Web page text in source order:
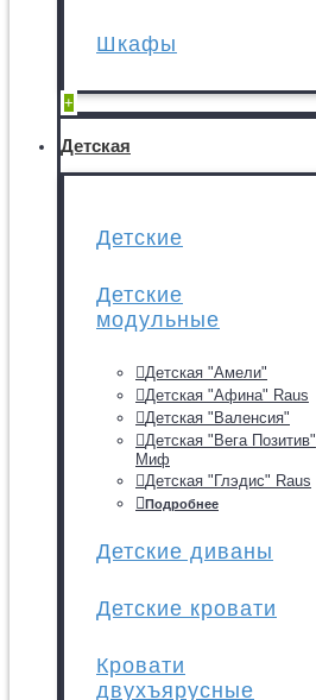
Шкафы
+
Детская
Детские
Детские
модульные
Детская "Амели"
Детская "Афина" Raus
Детская "Валенсия"
Детская "Вега Позитив"
Миф
Детская "Глэдис" Raus
Подробнее
Детские диваны
Детские кровати
Кровати
двухъярусные